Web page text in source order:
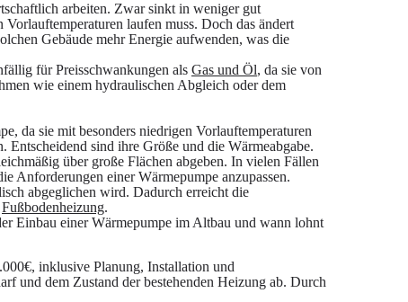
arbeiten. Zwar sinkt in weniger gut
laufen muss. Doch das ändert
Gebäude mehr Energie aufwenden, was die
für Preisschwankungen als Gas und Öl, da sie von
wie einem hydraulischen Abgleich oder dem
da sie mit besonders niedrigen Vorlauftemperaturen
sind ihre Größe und die Wärmeabgabe.
über große Flächen abgeben. In vielen Fällen
Anforderungen einer Wärmepumpe anzupassen.
abgeglichen wird. Dadurch erreicht die
Fußbodenheizung.
Einbau einer Wärmepumpe im Altbau und wann lohnt
inklusive Planung, Installation und
und dem Zustand der bestehenden Heizung ab. Durch